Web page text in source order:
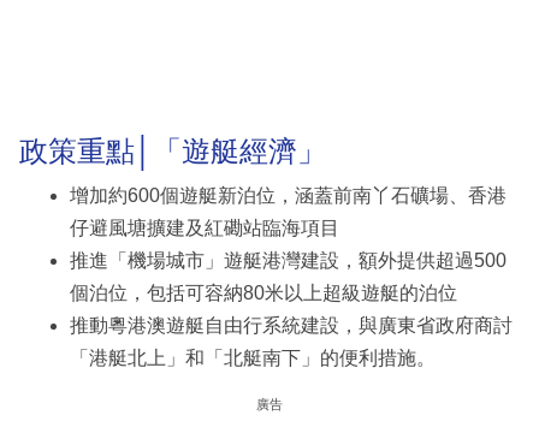
政策重點│「遊艇經濟」
增加約600個遊艇新泊位，涵蓋前南丫石礦場、香港
仔避風塘擴建及紅磡站臨海項目
推進「機場城市」遊艇港灣建設，額外提供超過500
個泊位，包括可容納80米以上超級遊艇的泊位
推動粵港澳遊艇自由行系統建設，與廣東省政府商討
「港艇北上」和「北艇南下」的便利措施。
廣告